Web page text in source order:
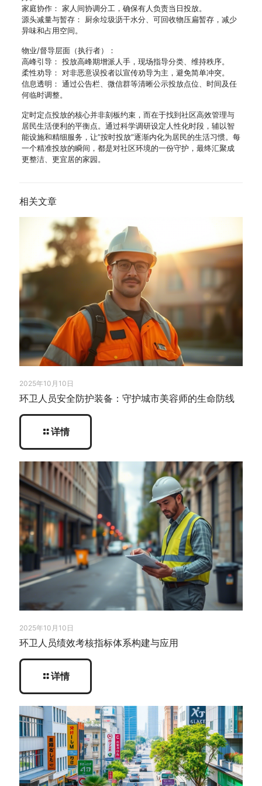
家庭协作： 家人间协调分工，确保有人负责当日投放。
源头减量与暂存： 厨余垃圾沥干水分、可回收物压扁暂存，减少
异味和占用空间。
物业/督导层面（执行者）：
高峰引导： 投放高峰期增派人手，现场指导分类、维持秩序。
柔性劝导： 对非恶意误投者以宣传劝导为主，避免简单冲突。
信息透明： 通过公告栏、微信群等清晰公示投放点位、时间及任
何临时调整。
定时定点投放的核心并非刻板约束，而在于找到社区高效管理与
居民生活便利的平衡点。通过科学调研设定人性化时段，辅以智
能设施和精细服务，让”按时投放”逐渐内化为居民的生活习惯。每
一个精准投放的瞬间，都是对社区环境的一份守护，最终汇聚成
更整洁、更宜居的家园。
相关文章
2025年10月10日
环卫人员安全防护装备：守护城市美容师的生命防线
详情
2025年10月10日
环卫人员绩效考核指标体系构建与应用
详情